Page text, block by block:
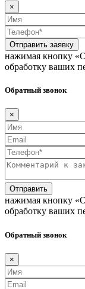
×
Отправить заявку
нажимая кнопку
обработку ваших
Обратный звонок
×
Отправить
нажимая кнопку
обработку ваших
Обратный звонок
×